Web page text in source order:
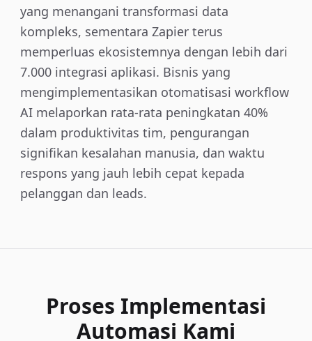
yang menangani transformasi data
kompleks, sementara Zapier terus
memperluas ekosistemnya dengan lebih dari
7.000 integrasi aplikasi. Bisnis yang
mengimplementasikan otomatisasi workflow
AI melaporkan rata-rata peningkatan 40%
dalam produktivitas tim, pengurangan
signifikan kesalahan manusia, dan waktu
respons yang jauh lebih cepat kepada
pelanggan dan leads.
Proses Implementasi
Automasi Kami